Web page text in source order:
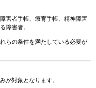
者手帳、療育手帳、精神障害
障害者。
の条件を満たしている必要が
が対象となります。